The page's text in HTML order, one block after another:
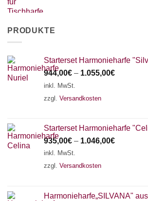
PRODUKTE
Starterset Harmonieharfe
944,00€ – 1.055,00€
inkl. MwSt.
zzgl. Versandkosten
Starterset Harmonieharfe
935,00€ – 1.046,00€
inkl. MwSt.
zzgl. Versandkosten
Harmonieharfe„SILVANA"